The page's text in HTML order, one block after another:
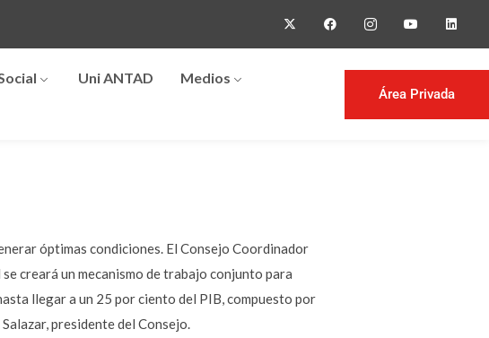
Uni ANTAD
Medios
Área Privada
óptimas condiciones. El Consejo Coordinador
creará un mecanismo de trabajo conjunto para
llegar a un 25 por ciento del PIB, compuesto por
presidente del Consejo.